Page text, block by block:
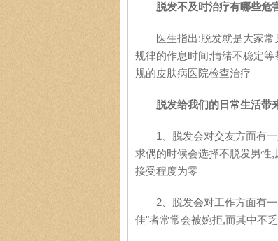
脱发不及时治疗有哪些危
医生指出:脱发就是大家常
规律的作息时间;情绪不稳定
规的皮肤病医院检查治疗
脱发给我们的日常生活带
1、脱发会对交友方面有一
求偶的时候会选择不脱发男性
接受程度为零
2、脱发会对工作方面有一
佳"者常常会被婉拒,而其中不